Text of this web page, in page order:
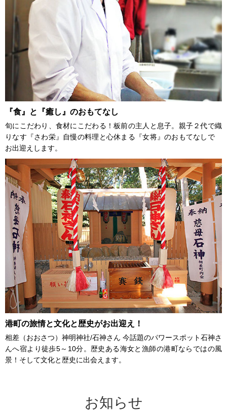
『食』と『癒し』のおもてなし
旬にこだわり、食材にこだわる！板前の主人と息子。親子２代で織
りなす『さわ栄』自慢の料理と心休まる『女将』のおもてなしで
お出迎えします。
港町の旅情と文化と歴史がお出迎え！
相差（おおさつ）神明神社/石神さん 今話題のパワースポット石神さ
んへ宿より徒歩5～10分。歴史ある海女と漁師の港町ならではの風
景！そして文化と歴史に出会えます。
お知らせ